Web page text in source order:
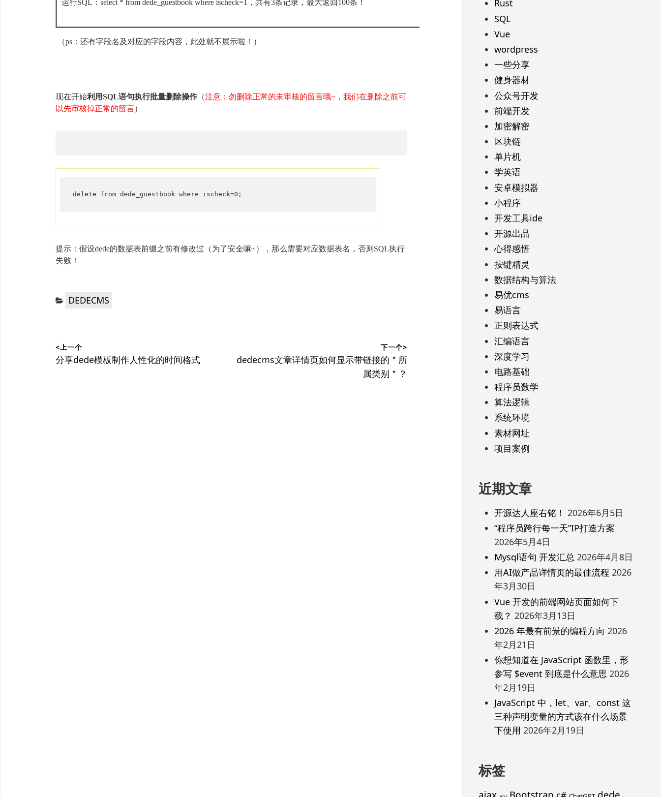
运行SQL：select * from dede_guestbook where ischeck=1，共有3条记录，最大返回100条！
（ps：还有字段名及对应的字段内容，此处就不展示啦！）
现在开始利用SQL语句执行批量删除操作 （注意：勿删除正常的未审核的留言哦~，我们在删除之前可
以先审核掉正常的留言）
delete from dede_guestbook where ischeck=0;
提示：假设dede的数据表前缀之前有修改过（为了安全嘛~），那么需要对应数据表名，否则SQL执行
失败！
分 DEDECMS
章
<上一个
上
分享dede模板制作人性化的时间格式
下一个>
下
dedecms文章详情页如何显示带链接的＂所
属类别＂？
Rust
SQL
Vue
wordpress
一些分享
健身器材
公众号开发
前端开发
加密解密
区块链
单片机
学英语
安卓模拟器
小程序
开发工具ide
开源出品
心得感悟
按键精灵
数据结构与算法
易优cms
易语言
正则表达式
汇编语言
深度学习
电路基础
程序员数学
算法逻辑
系统环境
素材网址
项目案例
近期文章
开源达人座右铭！ 2026年6月5日
“程序员跨行每一天”IP打造方案
2026年5月4日
Mysql语句 开发汇总 2026年4月8日
用AI做产品详情页的最佳流程 2026
年3月30日
Vue 开发的前端网站页面如何下
载？ 2026年3月13日
2026 年最有前景的编程方向 2026
年2月21日
你想知道在 JavaScript 函数里，形
参写 $event 到底是什么意思 2026
年2月19日
JavaScript 中，let、var、const 这
三种声明变量的方式该在什么场景
下使用 2026年2月19日
标签